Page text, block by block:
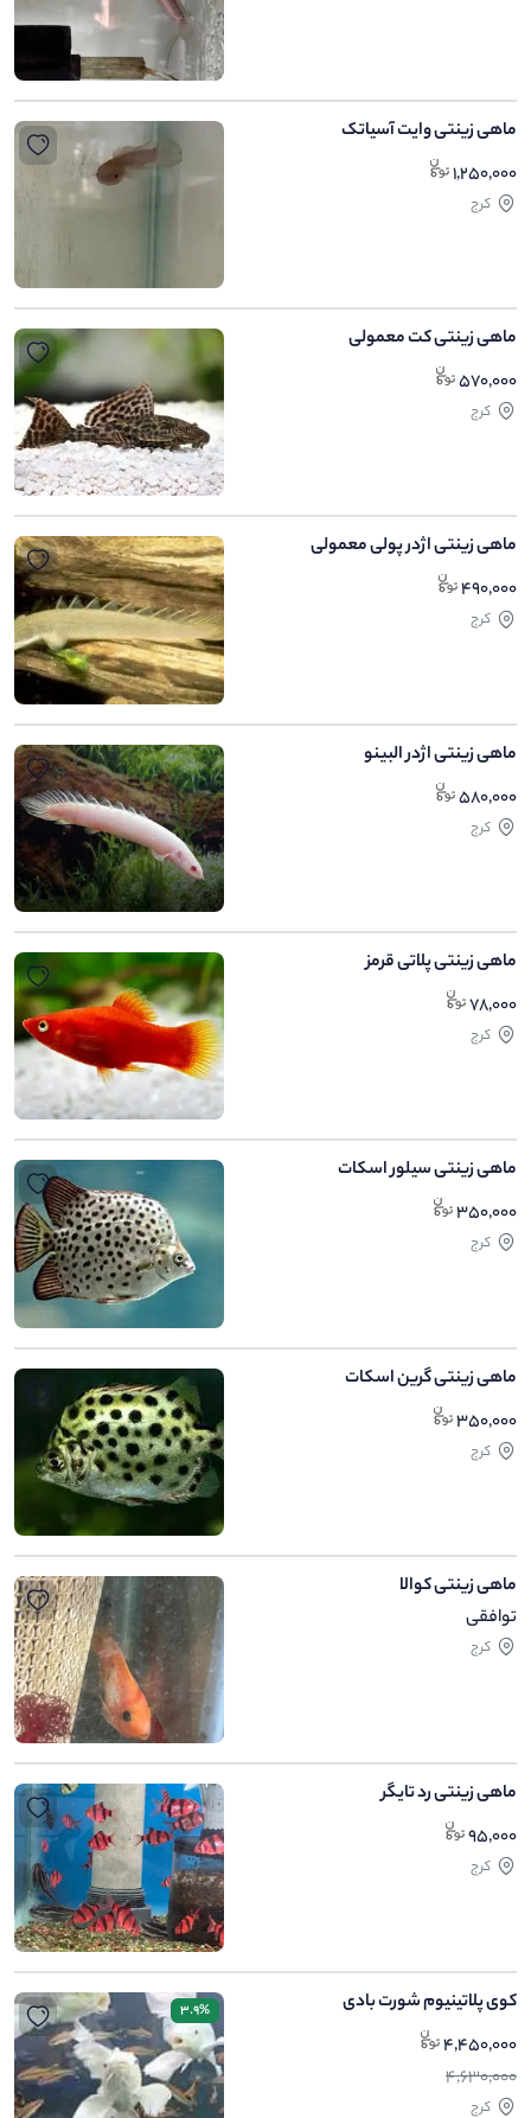
ماهی زینتی وایت آسیاتک
1,250,000
کرج
ماهی زینتی کت معمولی
570,000
کرج
ماهی زینتی اژدر پولی معمولی
490,000
کرج
ماهی زینتی اژدر البینو
580,000
کرج
ماهی زینتی پلاتی قرمز
78,000
کرج
ماهی زینتی سیلور اسکات
350,000
کرج
ماهی زینتی گرین اسکات
350,000
کرج
ماهی زینتی کوالا
توافقی
کرج
ماهی زینتی رد تایگر
95,000
کرج
کوی پلاتینیوم شورت بادی
4,450,000
4,630,000
کرج
3.9%